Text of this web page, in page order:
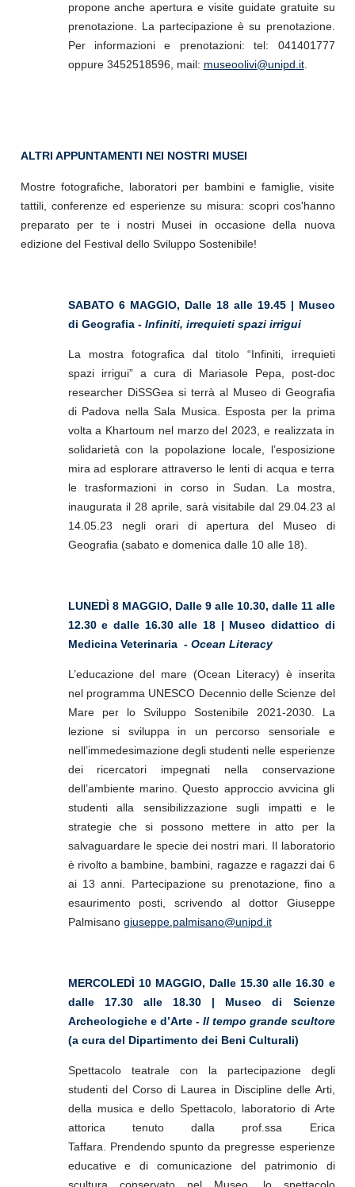
propone anche apertura e visite guidate gratuite su
prenotazione. La partecipazione è su prenotazione.
Per informazioni e prenotazioni: tel: 041401777
oppure 3452518596, mail: museoolivi@unipd.it.
ALTRI APPUNTAMENTI NEI NOSTRI MUSEI
Mostre fotografiche, laboratori per bambini e famiglie, visite
tattili, conferenze ed esperienze su misura: scopri cos'hanno
preparato per te i nostri Musei in occasione della nuova
edizione del Festival dello Sviluppo Sostenibile!
SABATO 6 MAGGIO, Dalle 18 alle 19.45 | Museo
di Geografia - Infiniti, irrequieti spazi irrigui
La mostra fotografica dal titolo “Infiniti, irrequieti
spazi irrigui” a cura di Mariasole Pepa, post-doc
researcher DiSSGea si terrà al Museo di Geografia
di Padova nella Sala Musica. Esposta per la prima
volta a Khartoum nel marzo del 2023, e realizzata in
solidarietà con la popolazione locale, l’esposizione
mira ad esplorare attraverso le lenti di acqua e terra
le trasformazioni in corso in Sudan. La mostra,
inaugurata il 28 aprile, sarà visitabile dal 29.04.23 al
14.05.23 negli orari di apertura del Museo di
Geografia (sabato e domenica dalle 10 alle 18).
LUNEDÌ 8 MAGGIO, Dalle 9 alle 10.30, dalle 11 alle
12.30 e dalle 16.30 alle 18 | Museo didattico di
Medicina Veterinaria - Ocean Literacy
L’educazione del mare (Ocean Literacy) è inserita
nel programma UNESCO Decennio delle Scienze del
Mare per lo Sviluppo Sostenibile 2021-2030. La
lezione si sviluppa in un percorso sensoriale e
nell’immedesimazione degli studenti nelle esperienze
dei ricercatori impegnati nella conservazione
dell’ambiente marino. Questo approccio avvicina gli
studenti alla sensibilizzazione sugli impatti e le
strategie che si possono mettere in atto per la
salvaguardare le specie dei nostri mari. Il laboratorio
è rivolto a bambine, bambini, ragazze e ragazzi dai 6
ai 13 anni. Partecipazione su prenotazione, fino a
esaurimento posti, scrivendo al dottor Giuseppe
Palmisano giuseppe.palmisano@unipd.it
MERCOLEDÌ 10 MAGGIO, Dalle 15.30 alle 16.30 e
dalle 17.30 alle 18.30 | Museo di Scienze
Archeologiche e d’Arte -Il tempo grande scultore
(a cura del Dipartimento dei Beni Culturali)
Spettacolo teatrale con la partecipazione degli
studenti del Corso di Laurea in Discipline delle Arti,
della musica e dello Spettacolo, laboratorio di Arte
attorica tenuto dalla prof.ssa Erica
Taffara. Prendendo spunto da pregresse esperienze
educative e di comunicazione del patrimonio di